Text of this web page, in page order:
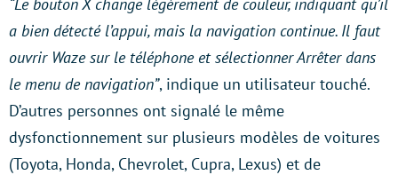
a bien détecté l’appui, mais la navigation continue. Il faut
ouvrir Waze sur le téléphone et sélectionner Arrêter dans
le menu de navigation”, indique un utilisateur touché.
D’autres personnes ont signalé le même
dysfonctionnement sur plusieurs modèles de voitures
(Toyota, Honda, Chevrolet, Cupra, Lexus) et de